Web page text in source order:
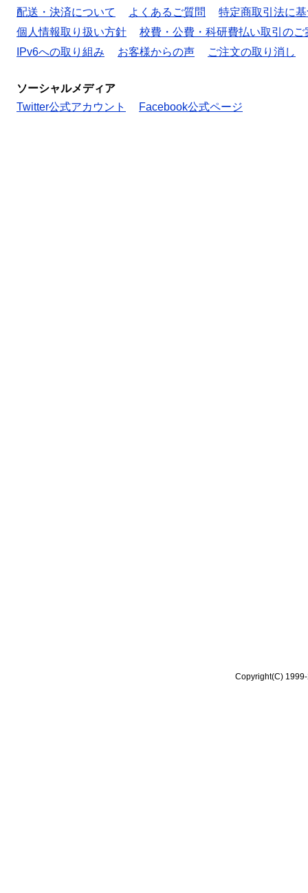
配送・決済について よくあるご質問
特定商取引法に
個人情報取り扱い方針
校費・公費・科研費払い取引のご
IPv6への取り組み
お客様からの声 ご注文の取り消し
ソーシャルメディア
Twitter公式アカウント
Facebook公式ページ
Copyright(C)